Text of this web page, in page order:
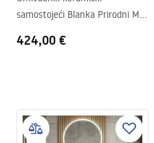
samostojeći Blanka Prirodni Mat
424,00 €